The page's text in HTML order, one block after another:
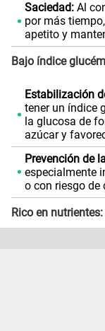
Saciedad:Al
por más
apetito y
Bajo índice
Estabilización
tener un índice
la glucosa de
azúcar y
Prevención de
especialmente
o con riesgo de
Rico en nutrientes: